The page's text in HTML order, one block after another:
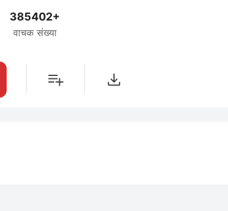
385402+
वाचक संख्या